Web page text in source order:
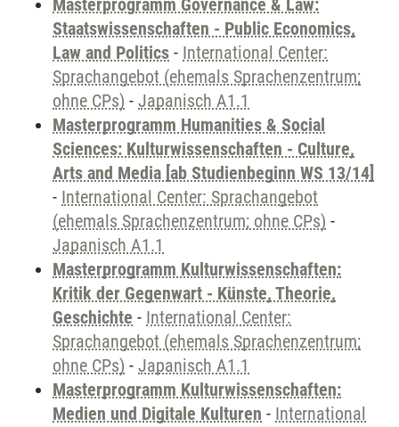
Masterprogramm Governance & Law:
Staatswissenschaften - Public Economics,
Law and Politics - International Center:
Sprachangebot (ehemals Sprachenzentrum;
ohne CPs) - Japanisch A1.1
Masterprogramm Humanities & Social
Sciences: Kulturwissenschaften - Culture,
Arts and Media [ab Studienbeginn WS 13/14]
- International Center: Sprachangebot
(ehemals Sprachenzentrum; ohne CPs) -
Japanisch A1.1
Masterprogramm Kulturwissenschaften:
Kritik der Gegenwart - Künste, Theorie,
Geschichte - International Center:
Sprachangebot (ehemals Sprachenzentrum;
ohne CPs) - Japanisch A1.1
Masterprogramm Kulturwissenschaften:
Medien und Digitale Kulturen - International